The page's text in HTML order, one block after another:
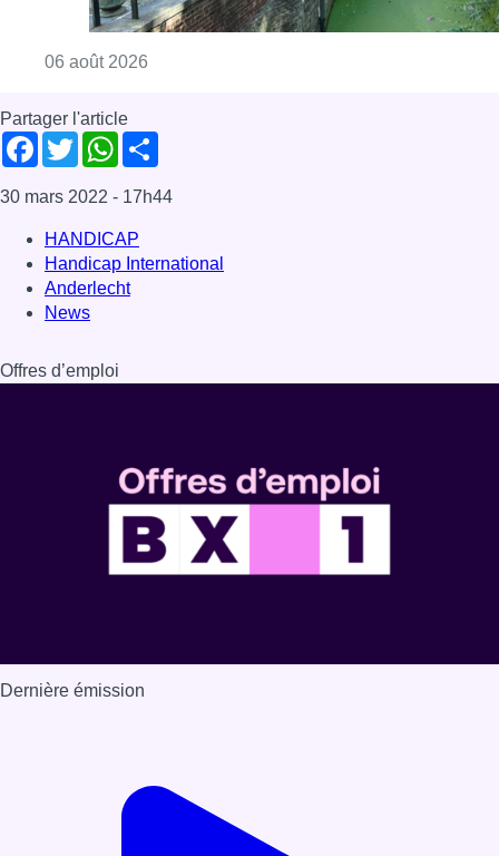
News
Offres d’emploi